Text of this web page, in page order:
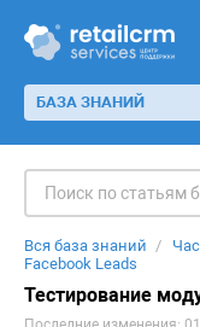
БАЗА ЗНАНИЙ
Вся база знаний
Facebook Leads
Тестирование